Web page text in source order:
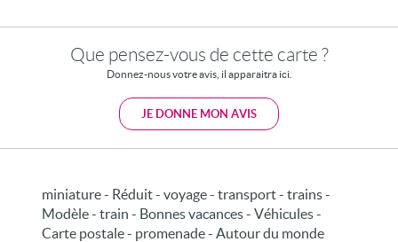
Que pensez-vous de cette carte ?
Donnez-nous votre avis, il apparaitra ici.
JE DONNE MON AVIS
miniature - Réduit - voyage - transport - trains -
Modèle - train - Bonnes vacances - Véhicules -
Carte postale - promenade - Autour du monde